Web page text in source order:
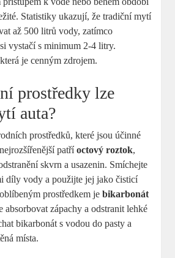
Statistiky ukazují, že tradiční mytí
až 500 litrů vody, zatímco
vystačí s minimum 2-4 litry.
je cenným zdrojem.
prostředky lze
auta?
prostředků, které jsou účinné
patříoctový roztok,
skvrn a usazenin. Smíchejte
díly vody a použijte jej jako čisticí
prostředkem jebikarbonát
absorbovat zápachy a odstranit lehké
bikarbonát s vodou do pasty a
místa.